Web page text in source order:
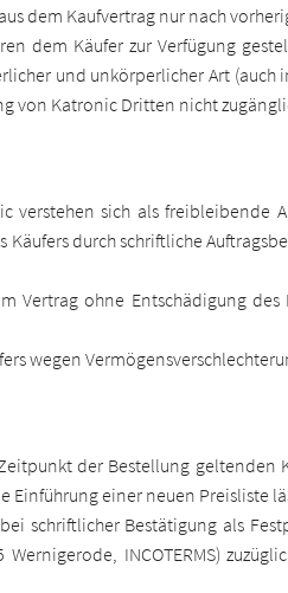
dem Kaufvertrag nur nach
dem Käufer zur Verfügung
und unkörperlicher Art (auch
von Katronic Dritten nicht
verstehen sich als freibleibende
durch schriftliche
Vertrag ohne Entschädigung
wegen
der Bestellung
Einführung einer neuen Preisliste
schriftlicher Bestätigung als
Wernigerode, INCOTERMS)